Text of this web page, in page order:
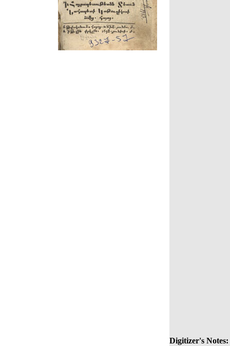
Digitizer's Notes: